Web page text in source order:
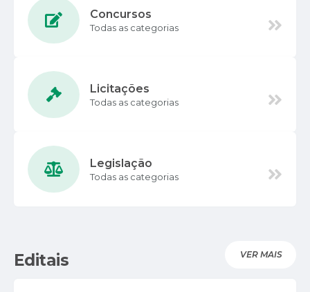
Concursos
Todas as categorias
Licitações
Todas as categorias
Legislação
Todas as categorias
Editais VER MAIS